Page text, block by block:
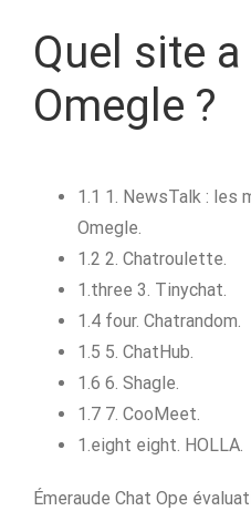
Quel site
Omegle ?
1.1 1. NewsTalk : les
Omegle.
1.2 2. Chatroulette.
1.three 3. Tinychat.
1.4 four. Chatrandom.
1.5 5. ChatHub.
1.6 6. Shagle.
1.7 7. CooMeet.
1.eight eight. HOLLA.
Émeraude Chat Ope